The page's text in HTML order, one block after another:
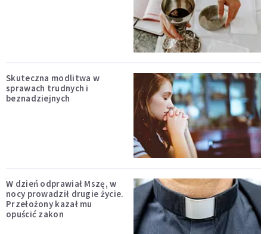
Skuteczna modlitwa w
sprawach trudnych i
beznadziejnych
W dzień odprawiał Mszę, w
nocy prowadził drugie życie.
Przełożony kazał mu
opuścić zakon